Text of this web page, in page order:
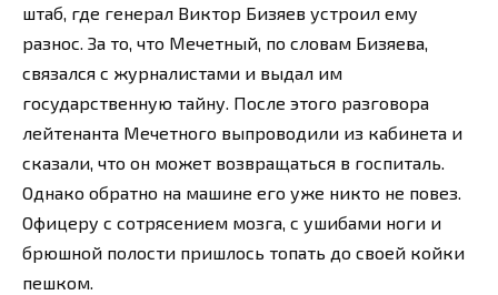
штаб, где генерал Виктор Бизяев устроил ему
разнос. За то, что Мечетный, по словам Бизяева,
связался с журналистами и выдал им
государственную тайну. После этого разговора
лейтенанта Мечетного выпроводили из кабинета и
сказали, что он может возвращаться в госпиталь.
Однако обратно на машине его уже никто не повез.
Офицеру с сотрясением мозга, с ушибами ноги и
брюшной полости пришлось топать до своей койки
пешком.